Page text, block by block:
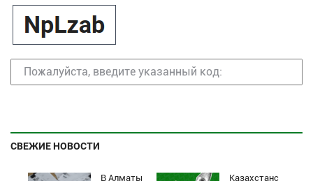
СВЕЖИЕ НОВОСТИ
В Алматы Казахстанский